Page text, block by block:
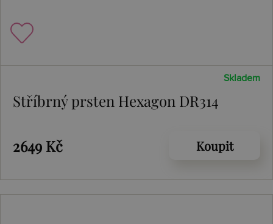
Skladem
Stříbrný prsten Hexagon DR314
2649 Kč Koupit